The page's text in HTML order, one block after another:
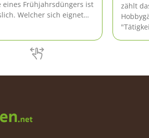
eines Frühjahrsdüngers ist
Welcher sich eignet
zählt